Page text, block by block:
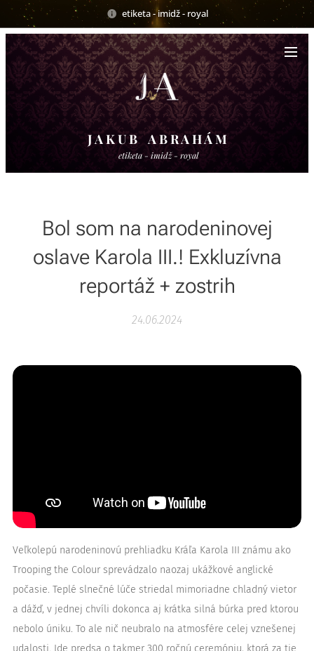
etiketa - imidž - royal
J A K U B A B R A H Á M
etiketa - imidž - royal
Bol som na narodeninovej
oslave Karola III.! Exkluzívna
reportáž + zostrih
24.06.2024
Veľkolepú narodeninovú prehliadku Kráľa Karola III známu ako
Trooping the Colour sprevádzalo naozaj ukážkové anglické
počasie. Teplé slnečné lúče striedal mimoriadne chladný vietor
a dážď, v jednej chvíli dokonca aj krátka silná búrka pred ktorou
nebolo úniku. To ale nič neubralo na atmosfére celej vznešenej
udalosti. Ide predsa o takmer 300 ročnú ceremóniu, ktorá za tie